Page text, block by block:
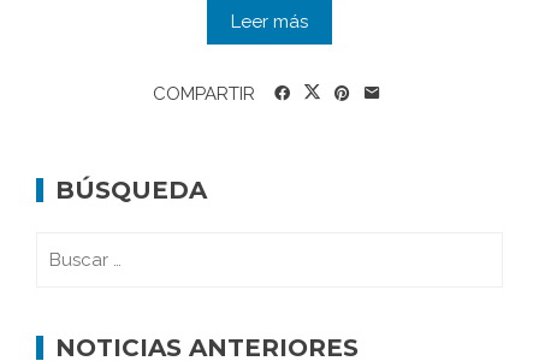
Leer más
COMPARTIR
BÚSQUEDA
NOTICIAS ANTERIORES